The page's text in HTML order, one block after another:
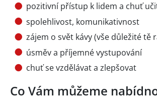
pozitivní přístup k lidem a chuť
spolehlivost, komunikativnost
zájem o svět kávy (vše důležité tě
úsměv a příjemné vystupování
chuť se vzdělávat a zlepšovat
Co Vám můžeme